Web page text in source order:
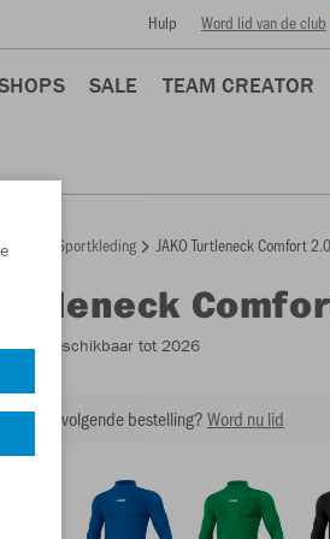
Hulp Word lid van de club
SALE TEAM CREATOR
Sportkleding JAKO Turtleneck Comfort 2.0
Turtleneck
- Beschikbaar tot 2026
op je volgende bestelling?Word nu lid